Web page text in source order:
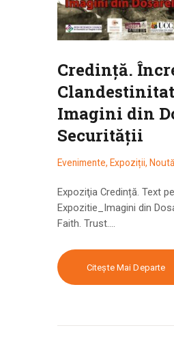
Credință.
Imagini din
Securității
Evenimente, Expoziții,
Expoziţia Credință. Text
Expozitie_Imagini din
Faith. Trust.…
Citește Mai Departe